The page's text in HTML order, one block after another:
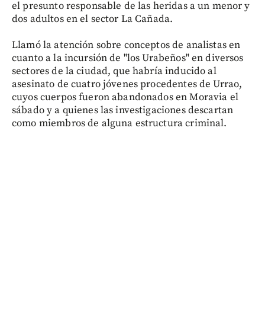
el presunto responsable de las heridas a un menor y
dos adultos en el sector La Cañada.
Llamó la atención sobre conceptos de analistas en
cuanto a la incursión de "los Urabeños" en diversos
sectores de la ciudad, que habría inducido al
asesinato de cuatro jóvenes procedentes de Urrao,
cuyos cuerpos fueron abandonados en Moravia el
sábado y a quienes las investigaciones descartan
como miembros de alguna estructura criminal.